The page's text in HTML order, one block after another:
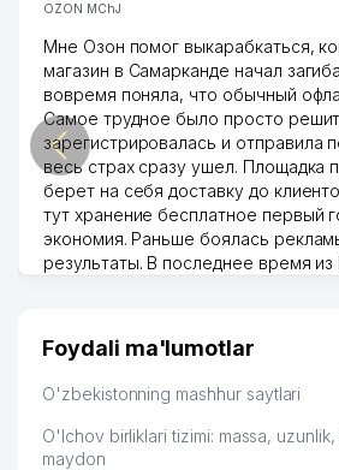
OZON MChJ
Мне Озон помог выкарабкаться,
магазин в Самарканде начал
вовремя поняла, что обычный
Самое трудное было просто
зарегистрировалась и отправила
весь страх сразу ушел. Площадка
берет на себя доставку до
тут хранение бесплатное первый
экономия. Раньше боялась
результаты. В последнее время
дальше развиваюсь потихоньку😊
Hamida 03.08.2026 12:45:39
Foydali ma'lumotlar
O'zbekistonning mashhur saytlari
O'lchov birliklari tizimi: massa,
maydon